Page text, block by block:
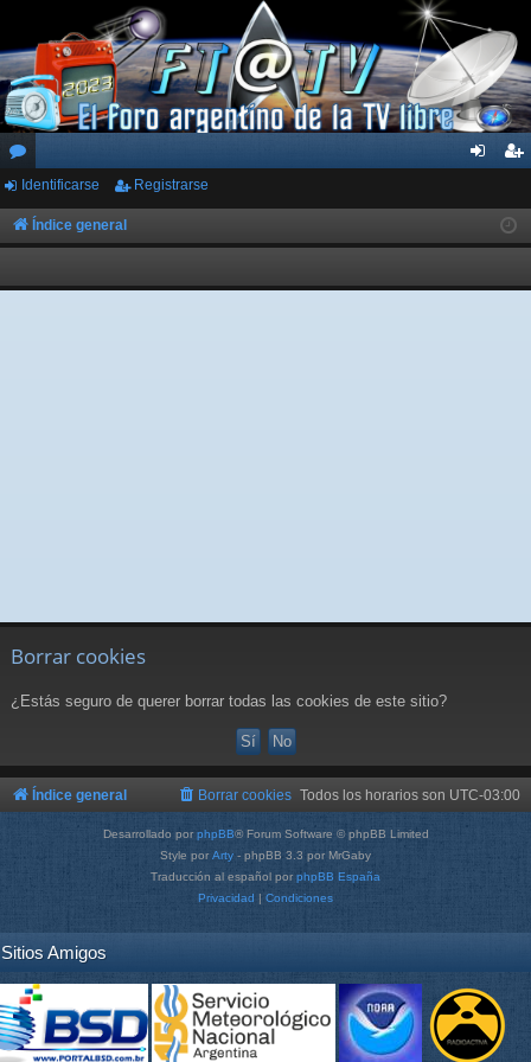
or
os
ar
ist
rs
Identificarse Registrarse
Índice general
Borrar cookies
¿Estás seguro de querer borrar todas las cookies de este sitio?
Índice general Todos los horarios son UTC-03:00
Borrar cookies
Desarrollado porphpBB® Forum Software © phpBB Limited
Style por Arty - phpBB 3.3 por MrGaby
Traducción al español por phpBB España
Privacidad | Condiciones
Sitios Amigos